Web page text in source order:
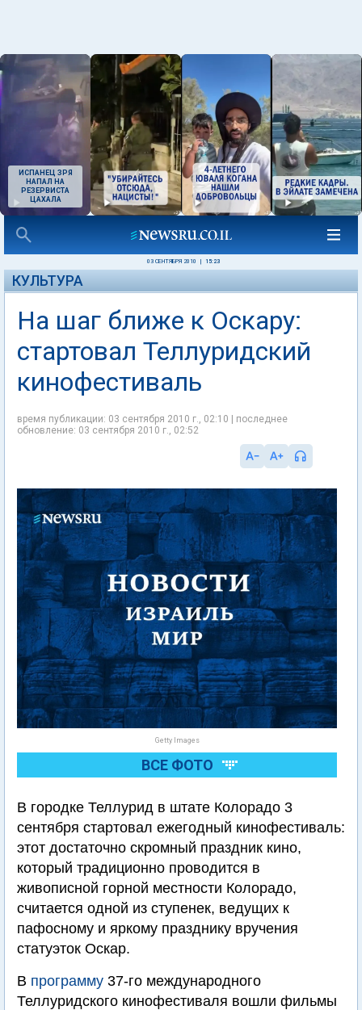
ИСПАНЕЦ ЗРЯ
НАПАЛ НА
РЕЗЕРВИСТА
ЦАХАЛА
03 СЕНТЯБРЯ 2010 15:23
КУЛЬТУРА
На шаг ближе к Оскару:
стартовал Теллуридский
кинофестиваль
время публикации: 03 сентября 2010 г., 02:10 | последнее
обновление: 03 сентября 2010 г., 02:52
Getty Images
ВСЕ ФОТО
В городке Теллурид в штате Колорадо 3
сентября стартовал ежегодный кинофестиваль:
этот достаточно скромный праздник кино,
который традиционно проводится в
живописной горной местности Колорадо,
считается одной из ступенек, ведущих к
пафосному и яркому празднику вручения
статуэток Оскар.
В программу 37-го международного
Теллуридского кинофестиваля вошли фильмы